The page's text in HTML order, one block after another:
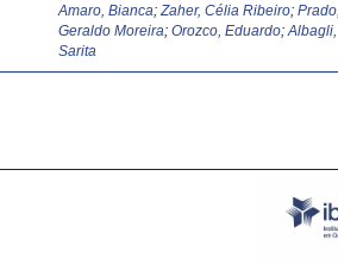
Amaro, Bianca;Zaher, Célia Ribeiro;Prado,
Geraldo Moreira;Orozco, Eduardo;Albagli,
Sarita